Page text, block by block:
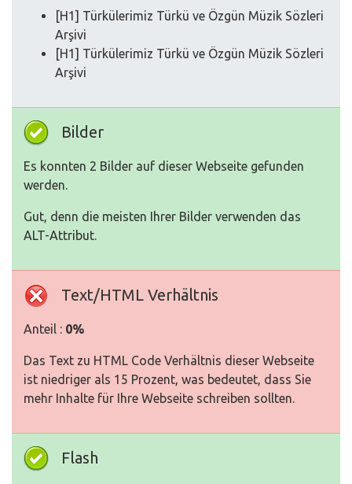
[H1] Türkülerimiz Türkü ve Özgün Müzik Sözleri
Arşivi
[H1] Türkülerimiz Türkü ve Özgün Müzik Sözleri
Arşivi
Bilder
Es konnten 2 Bilder auf dieser Webseite gefunden
werden.
Gut, denn die meisten Ihrer Bilder verwenden das
ALT-Attribut.
Text/HTML Verhältnis
Anteil : 0%
Das Text zu HTML Code Verhältnis dieser Webseite
ist niedriger als 15 Prozent, was bedeutet, dass Sie
mehr Inhalte für Ihre Webseite schreiben sollten.
Flash